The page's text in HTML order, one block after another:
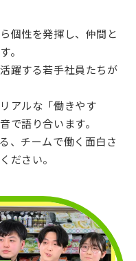
個性を発揮し、仲間と
。
躍する若手社員たちが
アルな「働きやす
で語り合います。
、チームで働く面白さ
ださい。